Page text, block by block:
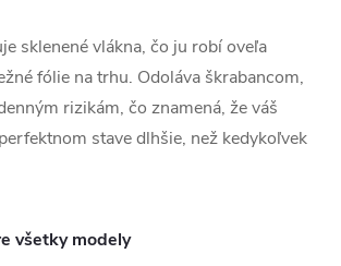
sklenené vlákna, čo ju robí oveľa
fólie na trhu. Odoláva škrabancom,
rizikám, čo znamená, že váš
stave dlhšie, než kedykoľvek
všetky modely